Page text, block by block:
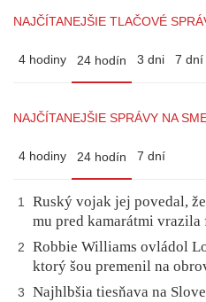
NAJČÍTANEJŠIE TLAČOVÉ
4 hodiny 24 hodín 3 dni 7 dní
NAJČÍTANEJŠIE SPRÁVY NA
4 hodiny 24 hodín 7 dní
1
Ruský vojak jej povedal,
mu pred kamarátmi vrazila
2
Robbie Williams ovládol
ktorý šou premenil na
3
Najhlbšia tiesňava na